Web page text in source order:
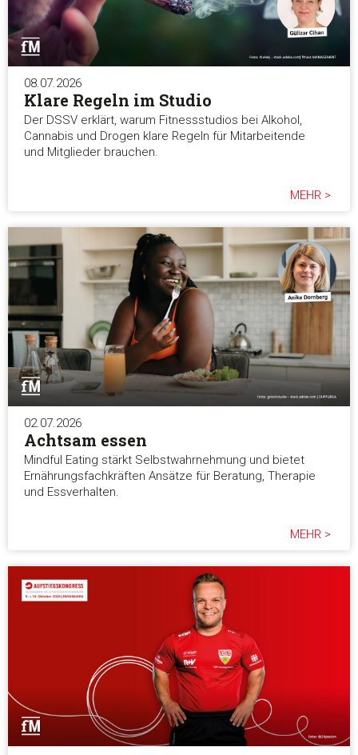
08.07.2026
Klare Regeln im Studio
Der DSSV erklärt, warum Fitnessstudios bei Alkohol,
Cannabis und Drogen klare Regeln für Mitarbeitende
und Mitglieder brauchen.
MEHR >
02.07.2026
Achtsam essen
Mindful Eating stärkt Selbstwahrnehmung und bietet
Ernährungsfachkräften Ansätze für Beratung, Therapie
und Essverhalten.
MEHR >